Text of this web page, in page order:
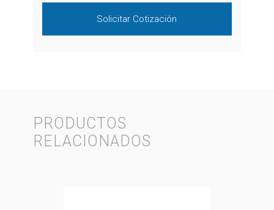
Solicitar Cotización
PRODUCTOS
RELACIONADOS